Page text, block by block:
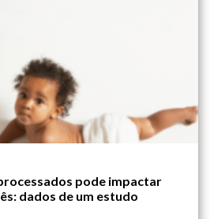
pode impactar
dados de um estudo